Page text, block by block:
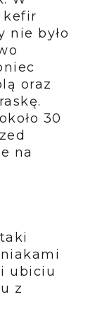
kefir
nie było
oraz
30
na
ubiciu
z